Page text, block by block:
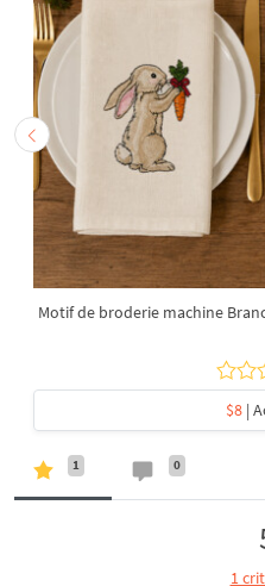
Motif de broderie machine
$8|
1 0
1